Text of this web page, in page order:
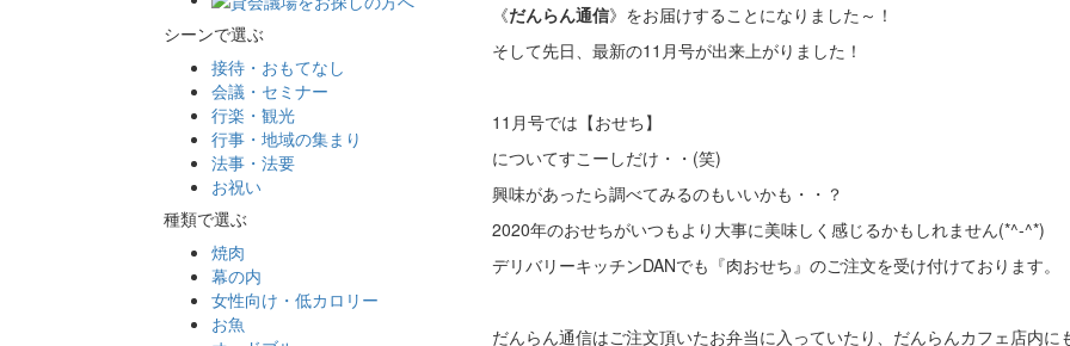
《だんらん通信》をお届けすることになりました～！
そして先日、最新の11月号が出来上がりました！
11月号では【おせち】
についてすこーしだけ・・(笑)
興味があったら調べてみるのもいいかも・・？
2020年のおせちがいつもより大事に美味しく感じるかもしれません(*^-^*)
デリバリーキッチンDANでも『肉おせち』のご注文を受け付けております。
だんらん通信はご注文頂いたお弁当に入っていたり、だんらんカフェ店内に
シーンで選ぶ
接待・おもてなし
会議・セミナー
行楽・観光
行事・地域の集まり
法事・法要
お祝い
種類で選ぶ
焼肉
幕の内
女性向け・低カロリー
お魚